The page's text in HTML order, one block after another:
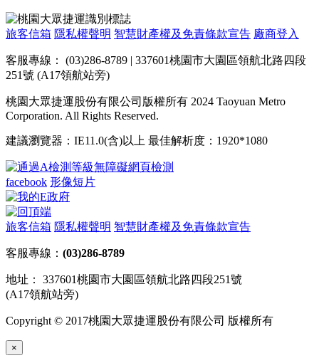
旅客信箱 隱私權聲明 智慧財產權及免責條款宣告 廠商登入
客服專線： (03)286-8789 | 337601桃園市大園區領航北路四段
251號 (A17領航站旁)
桃園大眾捷運股份有限公司版權所有 2024 Taoyuan Metro
Corporation. All Rights Reserved.
建議瀏覽器：IE11.0(含)以上 最佳解析度：1920*1080
facebook 形像短片
旅客信箱 隱私權聲明 智慧財產權及免責條款宣告
客服專線： (03)286-8789
地址： 337601桃園市大園區領航北路四段251號
(A17領航站旁)
Copyright © 2017桃園大眾捷運股份有限公司 版權所有
×